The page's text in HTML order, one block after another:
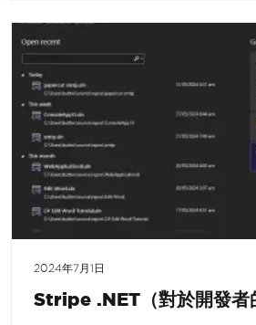
2024年7月1日
Stripe .NET（對於開發者